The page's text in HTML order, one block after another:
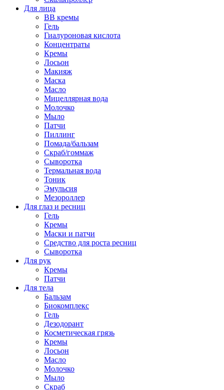
Для лица
BB кремы
Гель
Гиалуроновая кислота
Концентраты
Кремы
Лосьон
Макияж
Маска
Масло
Мицеллярная вода
Молочко
Мыло
Патчи
Пиллинг
Помада/бальзам
Скраб/гоммаж
Сыворотка
Термальная вода
Тоник
Эмульсия
Мезороллер
Для глаз и ресниц
Гель
Кремы
Маски и патчи
Средство для роста ресниц
Сыворотка
Для рук
Кремы
Патчи
Для тела
Бальзам
Биокомплекс
Гель
Дезодорант
Косметическая грязь
Кремы
Лосьон
Масло
Молочко
Мыло
Скраб